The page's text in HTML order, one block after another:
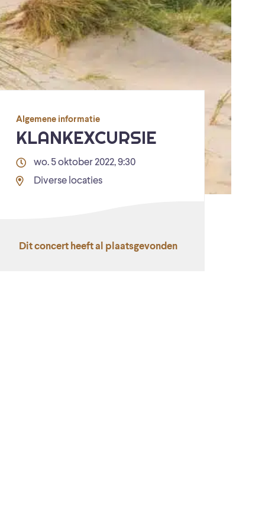
Algemene informatie
KLANKEXCURSIE
wo. 5 oktober 2022, 9:30
Diverse locaties
Dit concert heeft al plaatsgevonden